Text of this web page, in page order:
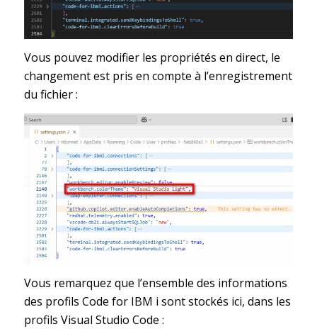
Vous pouvez modifier les propriétés en direct, le
changement est pris en compte à l’enregistrement
du fichier :
Vous remarquez que l’ensemble des informations
des profils Code for IBM i sont stockés ici, dans les
profils Visual Studio Code :